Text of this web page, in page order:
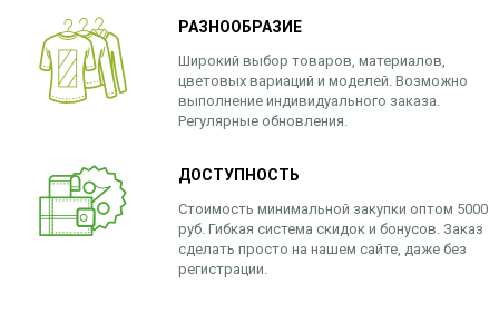
РАЗНООБРАЗИЕ
Широкий выбор товаров, материалов,
цветовых вариаций и моделей. Возможно
выполнение индивидуального заказа.
Регулярные обновления.
ДОСТУПНОСТЬ
Стоимость минимальной закупки оптом 5000
руб. Гибкая система скидок и бонусов. Заказ
сделать просто на нашем сайте, даже без
регистрации.